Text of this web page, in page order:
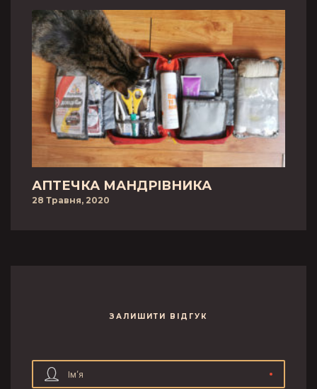
АПТЕЧКА МАНДРІВНИКА
28 Травня, 2020
ЗАЛИШИТИ ВІДГУК
Ім‘я